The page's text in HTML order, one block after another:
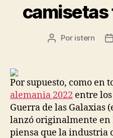
Autor
Por istern
Por supuesto, como en
alemania 2022 entre
Guerra de las Galaxias
lanzó originalmente en
piensa que la industria